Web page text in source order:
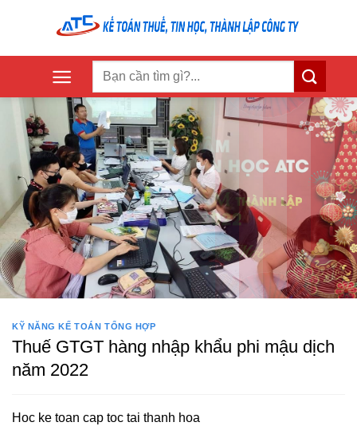
KỸ NĂNG KẾ TOÁN TỔNG HỢP
Thuế GTGT hàng nhập khẩu phi mậu dịch
năm 2022
Hoc ke toan cap toc tai thanh hoa